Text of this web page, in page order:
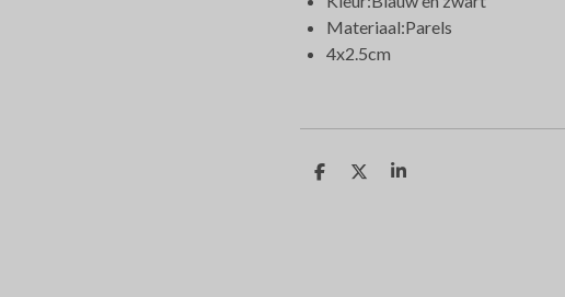
Materiaal:Parels
4x2.5cm
D
D
S